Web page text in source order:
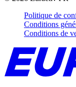
Politique de
Conditions
Conditions de